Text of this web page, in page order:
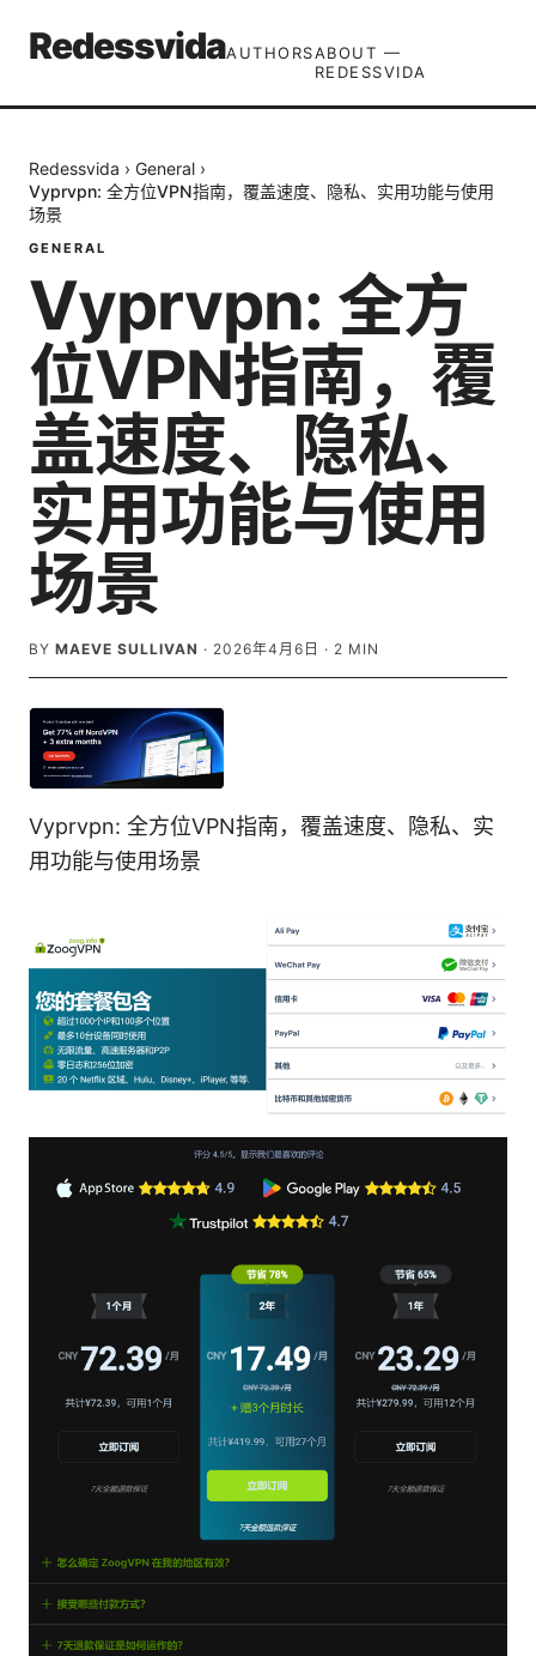
RedessvidaAUTHORSABOUT —
REDESSVIDA
Redessvida › General ›
Vyprvpn: 全方位VPN指南，覆盖速度、隐私、实用功能与使用
场景
GENERAL
Vyprvpn: 全方
位VPN指南，覆
盖速度、隐私、
实用功能与使用
场景
BY MAEVE SULLIVAN · 2026年4月6日 · 2 MIN
Vyprvpn: 全方位VPN指南，覆盖速度、隐私、实
用功能与使用场景